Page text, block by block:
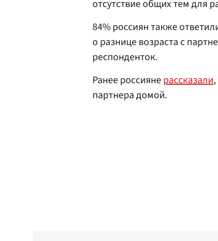
отсутствие общих тем для
84% россиян также
о разнице возраста с
респонденток.
Ранее россиянерассказали
партнера домой.